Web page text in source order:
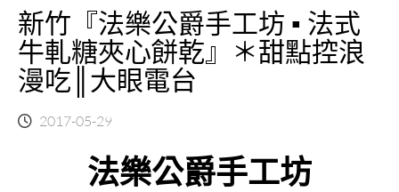
新竹『法樂公爵手工坊 ▪ 法式
牛軋糖夾心餅乾』＊甜點控浪
漫吃║大眼電台
2017-05-29
法樂公爵手工坊